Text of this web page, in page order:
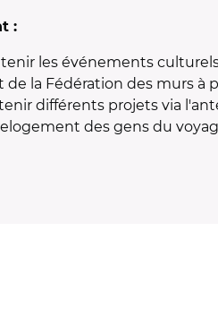
:
les événements
la Fédération des murs à
différents projets via
des gens du